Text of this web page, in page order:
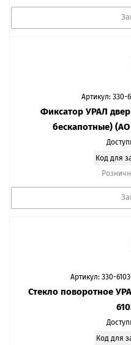
Артикул: 330-
Фиксатор УРАЛ
бескапотные)
Код для
Артикул: 330-
Стекло поворотное
Код для